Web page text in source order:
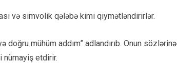
və simvolik qələbə kimi qiymətləndirirlər.
mühüm addım” adlandırıb. Onun sözlərinə
nümayiş etdirir.